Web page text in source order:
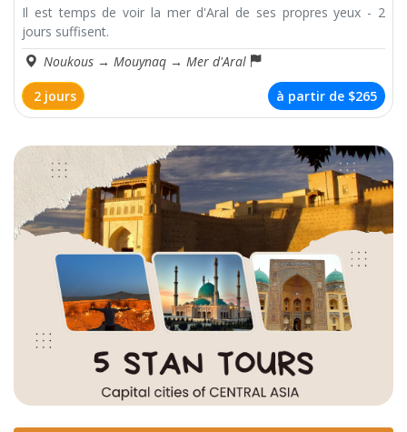
Il est temps de voir la mer d'Aral de ses propres yeux - 2
jours suffisent.
Noukous → Mouynaq → Mer d'Aral
2 jours
à partir de $265